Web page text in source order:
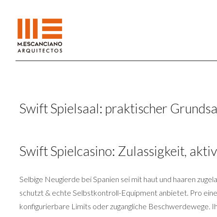
Swift Spielsaal: praktischer
Swift Spielcasino: Zulassigkeit,
Selbige Neugierde bei Spanien sei mit haut und haaren
schutzt & echte Selbstkontroll-Equipment anbietet. Pro
konfigurierbare Limits oder zugangliche Beschwerdewege.